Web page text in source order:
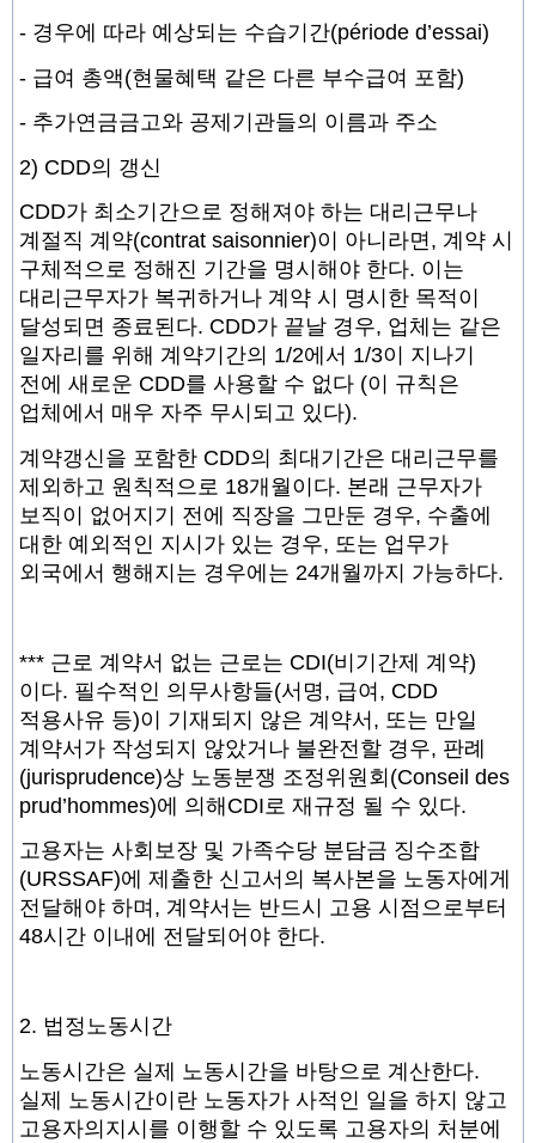
- 경우에 따라 예상되는 수습기간(période d’essai)
- 급여 총액(현물혜택 같은 다른 부수급여 포함)
- 추가연금금고와 공제기관들의 이름과 주소
2) CDD의 갱신
CDD가 최소기간으로 정해져야 하는 대리근무나
계절직 계약(contrat saisonnier)이 아니라면, 계약 시
구체적으로 정해진 기간을 명시해야 한다. 이는
대리근무자가 복귀하거나 계약 시 명시한 목적이
달성되면 종료된다. CDD가 끝날 경우, 업체는 같은
일자리를 위해 계약기간의 1/2에서 1/3이 지나기
전에 새로운 CDD를 사용할 수 없다 (이 규칙은
업체에서 매우 자주 무시되고 있다).
계약갱신을 포함한 CDD의 최대기간은 대리근무를
제외하고 원칙적으로 18개월이다. 본래 근무자가
보직이 없어지기 전에 직장을 그만둔 경우, 수출에
대한 예외적인 지시가 있는 경우, 또는 업무가
외국에서 행해지는 경우에는 24개월까지 가능하다.
*** 근로 계약서 없는 근로는 CDI(비기간제 계약)
이다. 필수적인 의무사항들(서명, 급여, CDD
적용사유 등)이 기재되지 않은 계약서, 또는 만일
계약서가 작성되지 않았거나 불완전할 경우, 판례
(jurisprudence)상 노동분쟁 조정위원회(Conseil des
prud’hommes)에 의해CDI로 재규정 될 수 있다.
고용자는 사회보장 및 가족수당 분담금 징수조합
(URSSAF)에 제출한 신고서의 복사본을 노동자에게
전달해야 하며, 계약서는 반드시 고용 시점으로부터
48시간 이내에 전달되어야 한다.
2. 법정노동시간
노동시간은 실제 노동시간을 바탕으로 계산한다.
실제 노동시간이란 노동자가 사적인 일을 하지 않고
고용자의지시를 이행할 수 있도록 고용자의 처분에